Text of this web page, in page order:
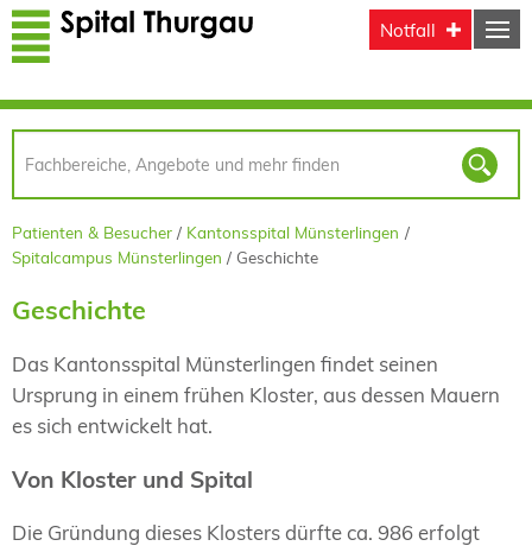
Direkt zum Inhalt
Notfall
Patienten & Besucher
Kantonsspital Münsterlingen
Spitalcampus Münsterlingen
Geschichte
Geschichte
Das Kantonsspital Münsterlingen findet seinen
Ursprung in einem frühen Kloster, aus dessen Mauern
es sich entwickelt hat.
Von Kloster und Spital
Die Gründung dieses Klosters dürfte ca. 986 erfolgt